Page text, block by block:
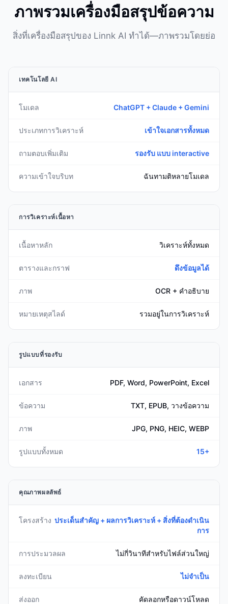
ภาพรวมเครื่องมือสรุปข้อความ
สิ่งที่เครื่องมือสรุปของ Linnk AI ทำได้—ภาพรวมโดยย่อ
เทคโนโลยี AI
โมเดล ChatGPT + Claude + Gemini
ประเภทการวิเคราะห์ เข้าใจเอกสารทั้งหมด
ถามตอบเพิ่มเติม รองรับ แบบ interactive
ความเข้าใจบริบท ฉันทามติหลายโมเดล
การวิเคราะห์เนื้อหา
เนื้อหาหลัก วิเคราะห์ทั้งหมด
ตารางและกราฟ ดึงข้อมูลได้
ภาพ OCR + คำอธิบาย
หมายเหตุสไลด์ รวมอยู่ในการวิเคราะห์
รูปแบบที่รองรับ
เอกสาร PDF, Word, PowerPoint, Excel
ข้อความ TXT, EPUB, วางข้อความ
ภาพ JPG, PNG, HEIC, WEBP
รูปแบบทั้งหมด 15+
คุณภาพผลลัพธ์
โครงสร้าง ประเด็นสำคัญ + ผลการวิเคราะห์ + สิ่งที่ต้องดำเนิน
การ
การประมวลผล ไม่กี่วินาทีสำหรับไฟล์ส่วนใหญ่
ลงทะเบียน ไม่จำเป็น
ส่งออก คัดลอกหรือดาวน์โหลด